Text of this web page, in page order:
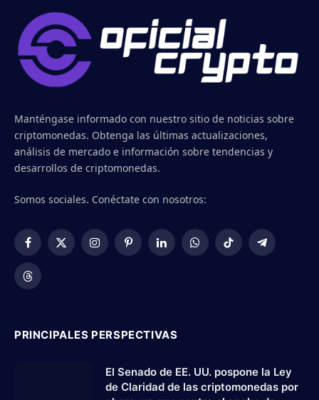
Manténgase informado con nuestro sitio de noticias sobre
criptomonedas. Obtenga las últimas actualizaciones,
análisis de mercado e información sobre tendencias y
desarrollos de criptomonedas.
Somos sociales. Conéctate con nosotros:
Facebook
X
InstagramPinterestLinkedInWhatsApp
TikTok Telegram
Threads
PRINCIPALES PERSPECTIVAS
El Senado de EE. UU. pospone la Ley
de Claridad de las criptomonedas por